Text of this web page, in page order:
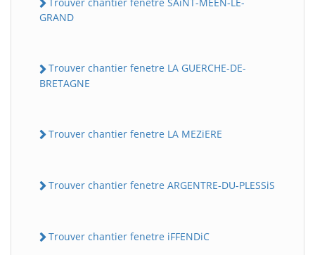
GRAND
Trouver chantier fenetre LA GUERCHE-DE-
BRETAGNE
Trouver chantier fenetre LA MEZiERE
Trouver chantier fenetre ARGENTRE-DU-PLESSiS
Trouver chantier fenetre iFFENDiC